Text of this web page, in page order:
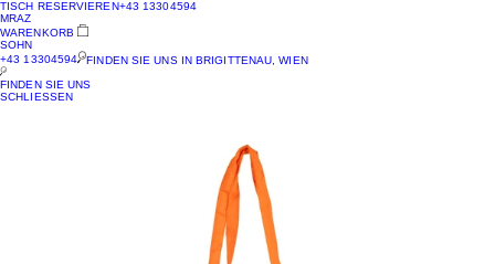
TISCH RESERVIEREN+43 13304594
MRAZ
WARENKORB
SOHN
+43 13304594
FINDEN SIE UNS IN BRIGITTENAU, WIEN
FINDEN SIE UNS
SCHLIESSEN